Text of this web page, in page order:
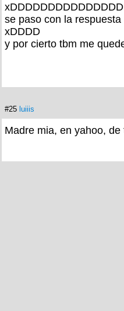
se paso con la
xDDDD
y por cierto tbm me
#25 luiiis
Madre mia, en yahoo, de